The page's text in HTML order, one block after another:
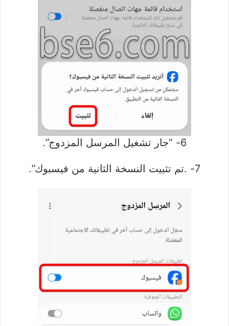
6- “جار تشغيل المرسل المزدوج”.
7- .تم تثبيت النسخة الثانية من فيسبوك”.